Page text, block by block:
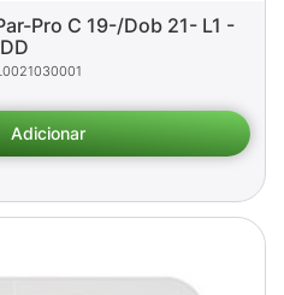
Pro C 19-/Dob 21- L1 -
DD